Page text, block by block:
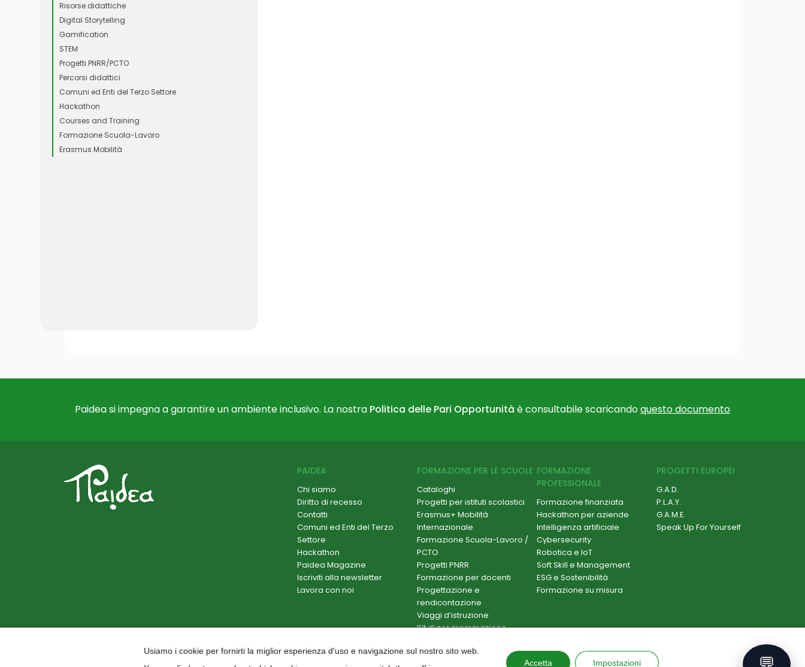
Risorse didattiche
Digital Storytelling
Gamification
STEM
Progetti PNRR/PCTO
Percorsi didattici
Comuni ed Enti del Terzo Settore
Hackathon
Courses and Training
Formazione Scuola-Lavoro
Erasmus Mobilità
Paidea si impegna a garantire un ambiente inclusivo. La nostra Politica delle Pari Opportunità è consultabile scaricandoquesto documento
PAIDEA
Chi siamo
Diritto di recesso
Contatti
Comuni ed Enti del Terzo
Settore
Hackathon
Paidea Magazine
Iscriviti alla newsletter
Lavora con noi
FORMAZIONE PER LE SCUOLE
Cataloghi
Progetti per istituti scolastici
Erasmus+ Mobilità
Internazionale
Formazione Scuola-Lavoro /
PCTO
Progetti PNRR
Formazione per docenti
Progettazione e
rendicontazione
Viaggi d’istruzione
Kit di programmazione
Corsi online per docenti
FORMAZIONE
PROFESSIONALE
Formazione finanziata
Hackathon per aziende
Intelligenza artificiale
Cybersecurity
Robotica e IoT
Soft Skill e Management
ESG e Sostenibilità
Formazione su misura
PROGETTI EUROPEI
G.A.D.
P.L.A.Y.
G.A.M.E.
Speak Up For Yourself
Usiamo i cookie per fornirti la miglior esperienza d'uso e navigazione sul nostro sito web.
Accetta Impostazioni